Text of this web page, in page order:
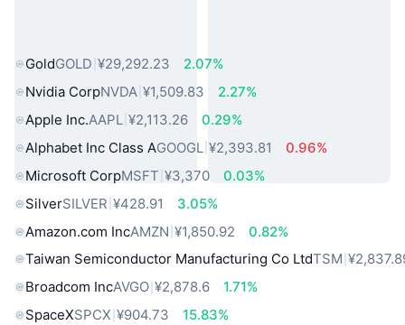
GoldGOLD ¥29,292.23
2.07%
Nvidia CorpNVDA ¥1,509.83
2.27%
Apple Inc.AAPL ¥2,113.26
0.29%
Alphabet Inc Class AGOOGL ¥2,393.81
0.96%
Microsoft CorpMSFT ¥3,370
0.03%
SilverSILVER ¥428.91
3.05%
Amazon.com IncAMZN ¥1,850.92
0.82%
Taiwan Semiconductor Manufacturing Co LtdTSM
Broadcom IncAVGO ¥2,878.6
1.71%
SpaceXSPCX ¥904.73
15.83%